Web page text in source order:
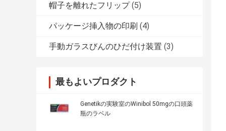
帽子を離れたフリップ (5)
パッケージ挿入物の印刷 (4)
手動ガラスびんのひだ付け装置 (3)
最もよいプロダクト
Genetikの実験室のWinibol 50mgの口頭薬
瓶のラベル